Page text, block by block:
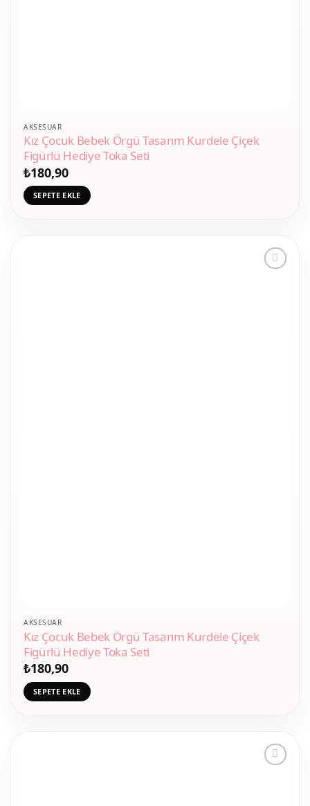
AKSESUAR
Kız Çocuk Bebek Örgü Tasarım Kurdele Çiçek
Figürlü Hediye Toka Seti
₺180,90
SEPETE EKLE
AKSESUAR
Kız Çocuk Bebek Örgü Tasarım Kurdele Çiçek
Figürlü Hediye Toka Seti
₺180,90
SEPETE EKLE